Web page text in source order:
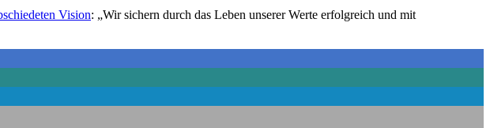
Vision: „Wir sichern durch das Leben unserer Werte erfolgreich und mit